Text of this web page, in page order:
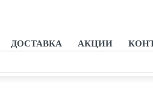
ДОСТАВКА АКЦИИ